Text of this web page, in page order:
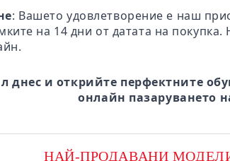
: Вашето удовлетворение е наш
на 14 дни от датата на
днес и открийте перфектните
онлайн пазаруването
НАЙ-ПРОДАВАНИ